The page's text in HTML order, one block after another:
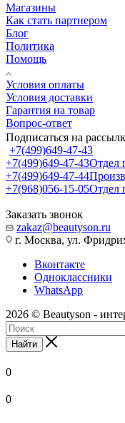
Магазины
Как стать партнером
Блог
Политика
Помощь
Условия оплаты
Условия доставки
Гарантия на товар
Вопрос-ответ
Подписаться на
+7(499)649-47-43
+7(499)649-47-43Отдел
+7(499)649-47-44
+7(968)056-15-05Отдел
Заказать звонок
zakaz@beautyson.ru
г. Москва, ул.
Вконтакте
Одноклассники
WhatsApp
2026 © Beautyson -
Найти
0
0